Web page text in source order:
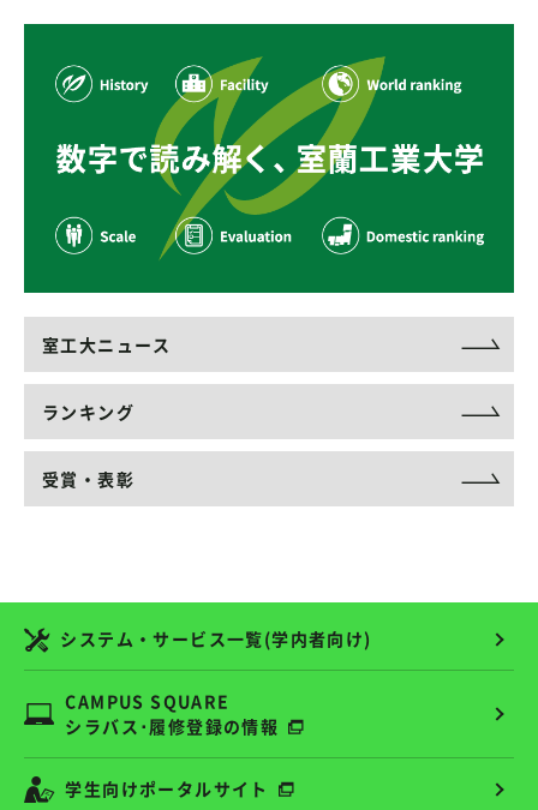
室工大ニュース
ランキング
受賞・表彰
システム・サービス一覧(学内者向け)
CAMPUS SQUARE
シラバス･履修登録の情報
学生向けポータルサイト